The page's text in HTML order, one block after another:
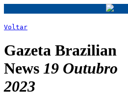
Voltar
Gazeta Brazilian
News 19 Outubro
2023